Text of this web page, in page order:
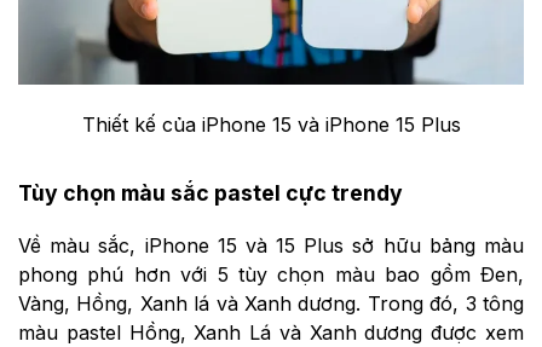
Thiết kế của iPhone 15 và iPhone 15 Plus
Tùy chọn màu sắc pastel cực trendy
Về màu sắc, iPhone 15 và 15 Plus sở hữu bảng màu
phong phú hơn với 5 tùy chọn màu bao gồm Đen,
Vàng, Hồng, Xanh lá và Xanh dương. Trong đó, 3 tông
màu pastel Hồng, Xanh Lá và Xanh dương được xem